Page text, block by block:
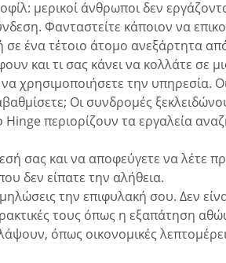
μερικοί άνθρωποι δεν
Φανταστείτε κάποιον να
ένα τέτοιο άτομο ανεξάρτητα
και τι σας κάνει να κολλάτε σε
χρησιμοποιήσετε την υπηρεσία.
Οι συνδρομές
Hinge περιορίζουν τα εργαλεία
σας και να αποφεύγετε να λέτε
δεν είπατε την αλήθεια.
την επιφυλακή σου. Δεν
τους όπως η εξαπάτηση
όπως οικονομικές